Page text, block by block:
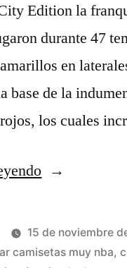
Edition la
durante 47
en
base de la
los cuales
«Comprar
los
angeles
15 de noviembre
camisetas muy nba,